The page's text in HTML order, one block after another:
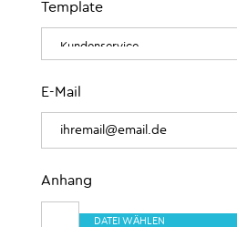
Template
E-Mail
Anhang
DATEI WÄHLEN